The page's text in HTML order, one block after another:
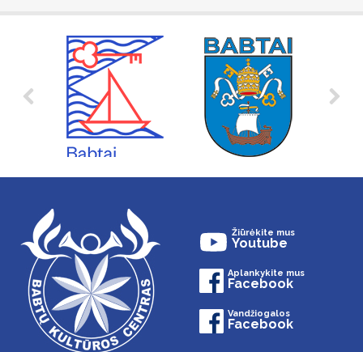
Žiūrėkite mus
Youtube
Aplankykite mus
Facebook
Vandžiogalos
Facebook